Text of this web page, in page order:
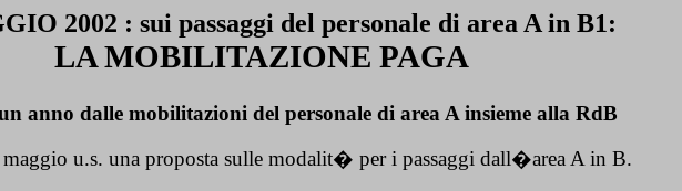
2002 : sui passaggi del personale di area A in B1:
LA MOBILITAZIONE PAGA
anno dalle mobilitazioni del personale di area A insieme alla RdB
u.s. una proposta sulle modalit� per i passaggi dall�area A in B.